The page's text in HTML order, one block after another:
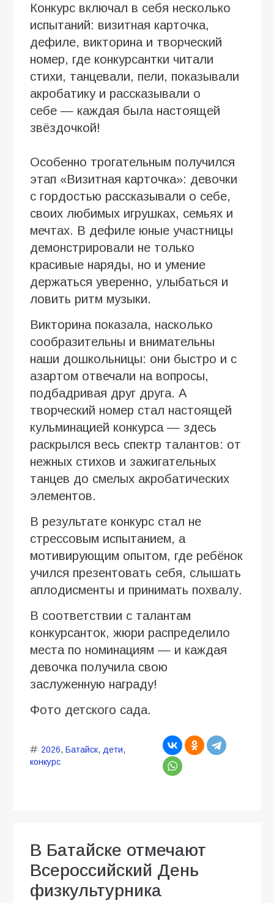
Конкурс включал в себя несколько
испытаний: визитная карточка,
дефиле, викторина и творческий
номер, где конкурсантки читали
стихи, танцевали, пели, показывали
акробатику и рассказывали о
себе — каждая была настоящей
звёздочкой!
Особенно трогательным получился
этап «Визитная карточка»: девочки
с гордостью рассказывали о себе,
своих любимых игрушках, семьях и
мечтах. В дефиле юные участницы
демонстрировали не только
красивые наряды, но и умение
держаться уверенно, улыбаться и
ловить ритм музыки.
Викторина показала, насколько
сообразительны и внимательны
наши дошкольницы: они быстро и с
азартом отвечали на вопросы,
подбадривая друг друга. А
творческий номер стал настоящей
кульминацией конкурса — здесь
раскрылся весь спектр талантов: от
нежных стихов и зажигательных
танцев до смелых акробатических
элементов.
В результате конкурс стал не
стрессовым испытанием, а
мотивирующим опытом, где ребёнок
учился презентовать себя, слышать
аплодисменты и принимать похвалу.
В соответствии с талантам
конкурсанток, жюри распределило
места по номинациям — и каждая
девочка получила свою
заслуженную награду!
Фото детского сада.
2026, Батайск, дети,
конкурс
В Батайске отмечают
Всероссийский День
физкультурника